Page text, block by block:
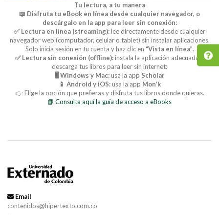
Tu lectura, a tu manera
📖 Disfruta tu eBook en línea desde cualquier navegador, o
descárgalo en la app para leer sin conexión:
✅ Lectura en línea (streaming):lee directamente desde cualquier
navegador web (computador, celular o tablet) sin instalar aplicaciones.
Solo inicia sesión en tu cuenta y haz clic en “Vista en línea”.
✅ Lectura sin conexión (offline):instala la aplicación adecuada y
descarga tus libros para leer sin internet:
🖥️ Windows y Mac:usa la app Scholar
📱 Android y iOS:usa la app Mon’k
👉 Elige la opción que prefieras y disfruta tus libros donde quieras.
📘 Consulta aquí la guía de acceso a eBooks
Email
contenidos@hipertexto.com.co